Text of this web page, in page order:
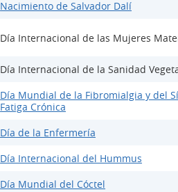
Nacimiento de Salvador Dalí
Día Internacional de las Mujeres
Día Internacional de la Sanidad
Día Mundial de la Fibromialgia y del
Fatiga Crónica
Día de la Enfermería
Día Internacional del Hummus
Día Mundial del Cóctel